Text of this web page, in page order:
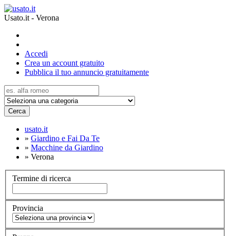
Usato.it - Verona
Accedi
Crea un account gratuito
Pubblica il tuo annuncio gratuitamente
Cerca
usato.it
» Giardino e Fai Da Te
» Macchine da Giardino
» Verona
Termine di ricerca
Provincia